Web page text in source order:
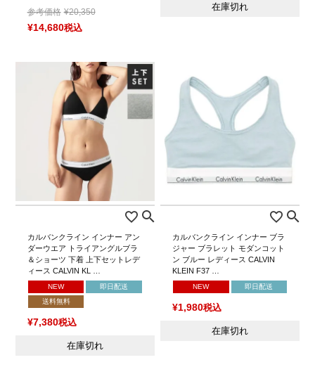
参考価格 ¥20,350
¥14,680税込
在庫切れ
カルバンクライン インナー アン
ダーウエア トライアングルブラ
＆ショーツ 下着 上下セットレデ
ィース CALVIN KL …
NEW
即日配送
送料無料
¥7,380税込
在庫切れ
カルバンクライン インナー ブラ
ジャー ブラレット モダンコット
ン ブルー レディース CALVIN
KLEIN F37 …
NEW 即日配送
¥1,980税込
在庫切れ